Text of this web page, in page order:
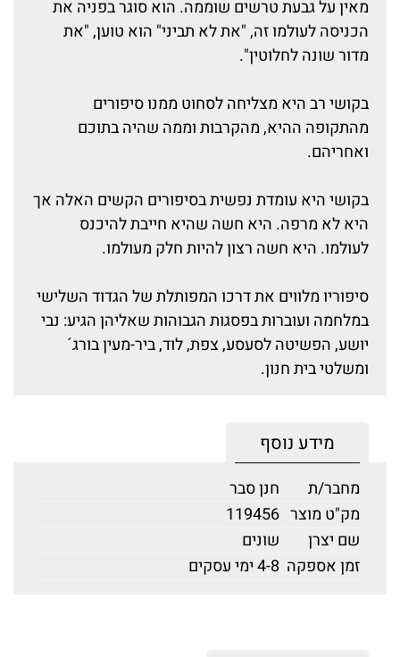
מאין על גבעת טרשים שוממה. הוא סוגר בפניה את
הכניסה לעולמו זה, "את לא תביני" הוא טוען, "את
מדור שונה לחלוטין".
בקושי רב היא מצליחה לסחוט ממנו סיפורים
מהתקופה ההיא, מהקרבות וממה שהיה בתוכם
ואחריהם.
בקושי היא עומדת נפשית בסיפורים הקשים האלה אך
היא לא מרפה. היא חשה שהיא חייבת להיכנס
לעולמו. היא חשה רצון להיות חלק מעולמו.
סיפוריו מלווים את דרכו המפותלת של הגדוד השלישי
במלחמה ועוברות בפסגות הגבוהות שאליהן הגיע: נבי
יושע, הפשיטה לסעסע, צפת, לוד, ביר-מעין בורג´
ומשלטי בית חנון.
מידע נוסף
מחבר/ת
חנן סבר
מק"ט מוצר 119456
שם יצרן
שונים
זמן אספקה 4-8 ימי עסקים